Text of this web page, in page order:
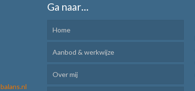
Ga naar…
Home
Aanbod & werkwijze
Kindercoaching
Over mij